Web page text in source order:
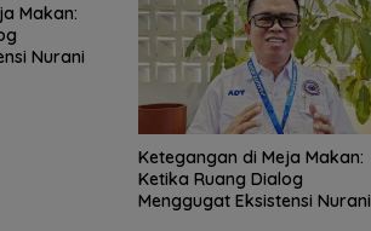
Makan:
Nurani
Ketegangan di Meja Makan:
Ketika Ruang Dialog
Menggugat Eksistensi Nurani